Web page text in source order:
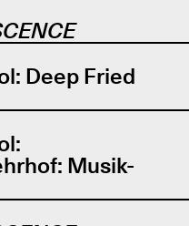
Deep Fried
Musik-